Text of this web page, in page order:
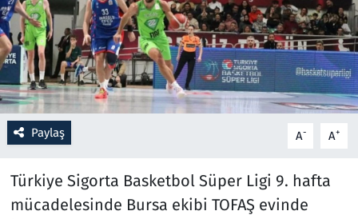
Paylaş A- A+
Türkiye Sigorta Basketbol Süper Ligi 9. hafta
mücadelesinde Bursa ekibi TOFAŞ evinde
Resmi İlanlar
Rüya Tabirleri
Sağlık
Savunma Sanayi
Seçim 2023